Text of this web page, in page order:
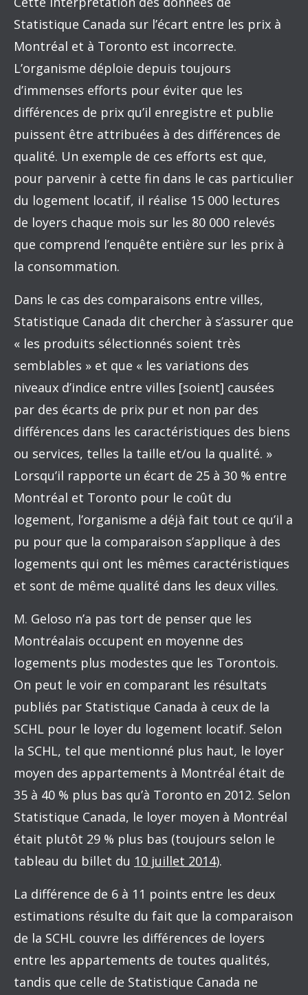
Statistique Canada sur l’écart entre les prix à
Montréal et à Toronto est incorrecte.
L’organisme déploie depuis toujours
d’immenses efforts pour éviter que les
différences de prix qu’il enregistre et publie
puissent être attribuées à des différences de
qualité. Un exemple de ces efforts est que,
pour parvenir à cette fin dans le cas particulier
du logement locatif, il réalise 15 000 lectures
de loyers chaque mois sur les 80 000 relevés
que comprend l’enquête entière sur les prix à
la consommation.
Dans le cas des comparaisons entre villes,
Statistique Canada dit chercher à s’assurer que
« les produits sélectionnés soient très
semblables » et que « les variations des
niveaux d’indice entre villes [soient] causées
par des écarts de prix pur et non par des
différences dans les caractéristiques des biens
ou services, telles la taille et/ou la qualité. »
Lorsqu’il rapporte un écart de 25 à 30 % entre
Montréal et Toronto pour le coût du
logement, l’organisme a déjà fait tout ce qu’il a
pu pour que la comparaison s’applique à des
logements qui ont les mêmes caractéristiques
et sont de même qualité dans les deux villes.
M. Geloso n’a pas tort de penser que les
Montréalais occupent en moyenne des
logements plus modestes que les Torontois.
On peut le voir en comparant les résultats
publiés par Statistique Canada à ceux de la
SCHL pour le loyer du logement locatif. Selon
la SCHL, tel que mentionné plus haut, le loyer
moyen des appartements à Montréal était de
35 à 40 % plus bas qu’à Toronto en 2012. Selon
Statistique Canada, le loyer moyen à Montréal
était plutôt 29 % plus bas (toujours selon le
tableau du billet du 10 juillet 2014).
La différence de 6 à 11 points entre les deux
estimations résulte du fait que la comparaison
de la SCHL couvre les différences de loyers
entre les appartements de toutes qualités,
tandis que celle de Statistique Canada ne